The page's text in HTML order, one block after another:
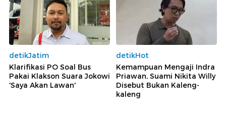
detikJatim
Klarifikasi PO Soal Bus
Pakai Klakson Suara Jokowi
'Saya Akan Lawan'
detikHot
Kemampuan Mengaji Indra
Priawan, Suami Nikita Willy
Disebut Bukan Kaleng-
kaleng